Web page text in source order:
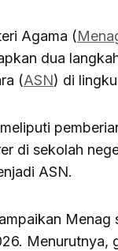
Agama (
dua
(ASN) di
di sekolah
ASN.
Menag
Menurutnya,